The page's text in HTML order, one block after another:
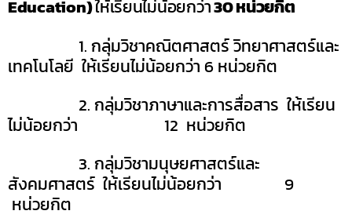
Education)ให้เรียนไม่น้อยกว่า30หน่วยกิต
1. กลุ่มวิชาคณิตศาสตร์ วิทยาศาสตร์และ
เทคโนโลยี ให้เรียนไม่น้อยกว่า 6 หน่วยกิต
2. กลุ่มวิชาภาษาและการสื่อสาร ให้เรียน
ไม่น้อยกว่า 12 หน่วยกิต
3. กลุ่มวิชามนุษยศาสตร์และ
สังคมศาสตร์ ให้เรียนไม่น้อยกว่า
9
หน่วยกิต